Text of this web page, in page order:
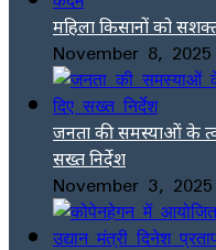
महिला किसानों को
November 8, 2025
जनता की समस्याओं के
सख्त निर्देश
November 3, 2025